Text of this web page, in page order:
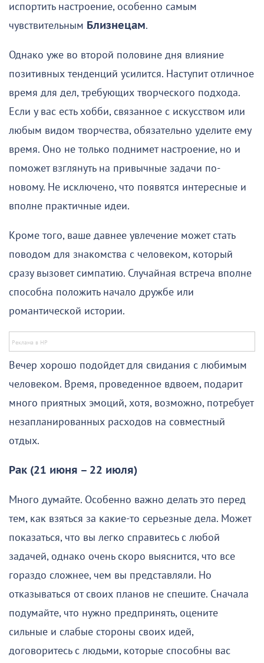
испортить настроение, особенно самым
чувствительным Близнецам.
Однако уже во второй половине дня влияние
позитивных тенденций усилится. Наступит отличное
время для дел, требующих творческого подхода.
Если у вас есть хобби, связанное с искусством или
любым видом творчества, обязательно уделите ему
время. Оно не только поднимет настроение, но и
поможет взглянуть на привычные задачи по-
новому. Не исключено, что появятся интересные и
вполне практичные идеи.
Кроме того, ваше давнее увлечение может стать
поводом для знакомства с человеком, который
сразу вызовет симпатию. Случайная встреча вполне
способна положить начало дружбе или
романтической истории.
Вечер хорошо подойдет для свидания с любимым
человеком. Время, проведенное вдвоем, подарит
много приятных эмоций, хотя, возможно, потребует
незапланированных расходов на совместный
отдых.
Рак (21 июня – 22 июля)
Много думайте. Особенно важно делать это перед
тем, как взяться за какие-то серьезные дела. Может
показаться, что вы легко справитесь с любой
задачей, однако очень скоро выяснится, что все
гораздо сложнее, чем вы представляли. Но
отказываться от своих планов не спешите. Сначала
подумайте, что нужно предпринять, оцените
сильные и слабые стороны своих идей,
договоритесь с людьми, которые способны вас